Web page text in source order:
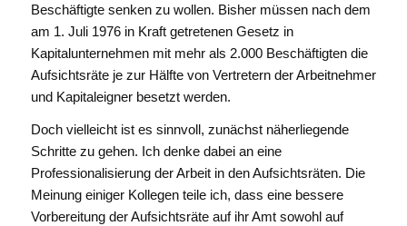
Beschäftigte senken zu wollen. Bisher müssen nach dem
am 1. Juli 1976 in Kraft getretenen Gesetz in
Kapitalunternehmen mit mehr als 2.000 Beschäftigten die
Aufsichtsräte je zur Hälfte von Vertretern der Arbeitnehmer
und Kapitaleigner besetzt werden.
Doch vielleicht ist es sinnvoll, zunächst näherliegende
Schritte zu gehen. Ich denke dabei an eine
Professionalisierung der Arbeit in den Aufsichtsräten. Die
Meinung einiger Kollegen teile ich, dass eine bessere
Vorbereitung der Aufsichtsräte auf ihr Amt sowohl auf